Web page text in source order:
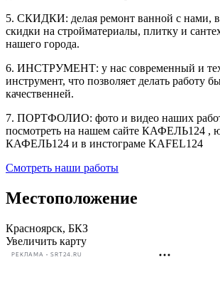
5. СКИДКИ: делая ремонт ванной с нами,
скидки на стройматериалы, плитку и
нашего города.
6. ИНСТРУМЕНТ: у нас современный и
инструмент, что позволяет делать работу
качественней.
7. ПОРТФОЛИО: фото и видео наших
посмотреть на нашем сайте КАФЕЛЬ124 ,
КАФЕЛЬ124 и в инстограме KAFEL124
Смотреть наши работы
Местоположение
Красноярск, БКЗ
Увеличить карту
РЕКЛАМА • SRT24.RU